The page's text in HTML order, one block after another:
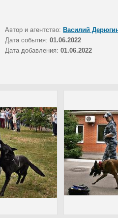
Автор и агентство: Василий
Дата события: 01.06.2022
Дата добавления: 01.06.2022